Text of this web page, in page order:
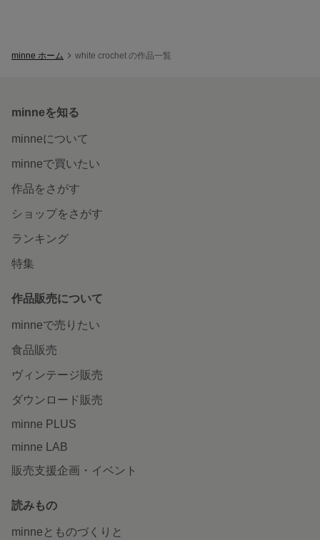
minne ホーム white crochet の作品一覧
minneを知る
minneについて
minneで買いたい
作品をさがす
ショップをさがす
ランキング
特集
作品販売について
minneで売りたい
食品販売
ヴィンテージ販売
ダウンロード販売
minne PLUS
minne LAB
販売支援企画・イベント
読みもの
minneとものづくりと